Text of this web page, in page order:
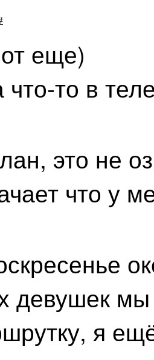
еще)
то в
это не
что у
девушек
я